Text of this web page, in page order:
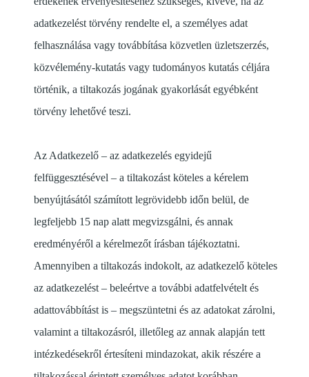
adatkezelést törvény rendelte el, a személyes adat
felhasználása vagy továbbítása közvetlen üzletszerzés,
közvélemény-kutatás vagy tudományos kutatás céljára
történik, a tiltakozás jogának gyakorlását egyébként
törvény lehetővé teszi.
Az Adatkezelő – az adatkezelés egyidejű
felfüggesztésével – a tiltakozást köteles a kérelem
benyújtásától számított legrövidebb időn belül, de
legfeljebb 15 nap alatt megvizsgálni, és annak
eredményéről a kérelmezőt írásban tájékoztatni.
Amennyiben a tiltakozás indokolt, az adatkezelő köteles
az adatkezelést – beleértve a további adatfelvételt és
adattovábbítást is – megszüntetni és az adatokat zárolni,
valamint a tiltakozásról, illetőleg az annak alapján tett
intézkedésekről értesíteni mindazokat, akik részére a